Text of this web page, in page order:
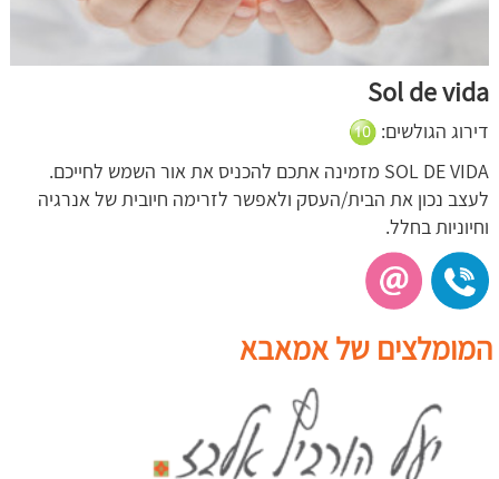
Sol de vida
דירוג הגולשים:
SOL DE VIDA מזמינה אתכם להכניס את אור השמש לחייכם.
לעצב נכון את הבית/העסק ולאפשר לזרימה חיובית של אנרגיה
וחיוניות בחלל.
המומלצים של אמאבא